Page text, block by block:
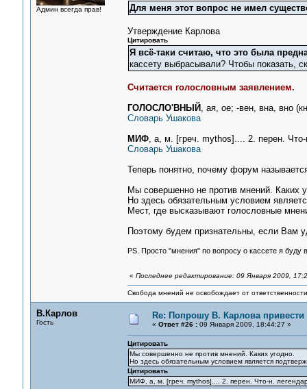
Админ всегда прав! Для меня этот вопрос не имел
Утверждение Карлова
Цитировать
Я всё-таки считаю, что это была
кассету выбрасывали? Чтобы показать,
Считается голословным заявлением.
ГОЛОСЛО'ВНЫЙ , ая, ое; -вен, вна, вно
Словарь Ушакова
МИФ, а, м. [греч. mythos].... 2. перен.
Словарь Ушакова
Теперь понятно, почему форум
Мы совершенно не против мнений. Каких
Но здесь обязательным условием
Мест, где высказывают голословные
Поэтому будем признательны, если Вам
PS. Просто "мнения" по вопросу о кассете я буду
« Последнее редактирование: 09 Января 2009,
Свобода мнений не освобождает от
В.Карлов
Гость
Re: Попрошу В. Карлова привести
« Ответ #26 :09 Января 2009, 18:44:27 »
Цитировать
Мы совершенно не против мнений. Каких угодно.
Но здесь обязательным условием является
Цитировать
МИФ, а, м. [греч. mythos].... 2. перен. Что-н.